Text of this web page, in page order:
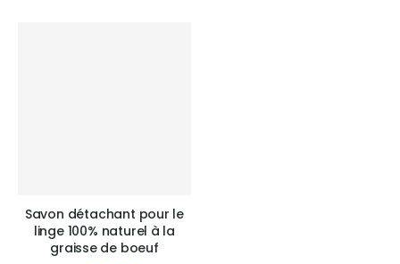
Savon détachant pour le
linge 100% naturel à la
graisse de boeuf